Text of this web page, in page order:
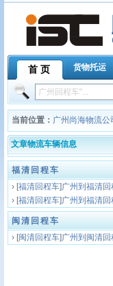
首 页 货物托运
当前位置： 广州尚海物流公
文章物流车辆信息
福清回程车
› [福清回程车]广州到福清
› [福清回程车]广州到福清
闽清回程车
› [闽清回程车]广州到闽清